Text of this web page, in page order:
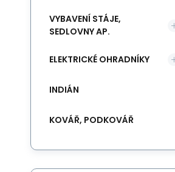
VYBAVENÍ STÁJE,
SEDLOVNY AP.
ELEKTRICKÉ OHRADNÍKY
INDIÁN
KOVÁŘ, PODKOVÁŘ